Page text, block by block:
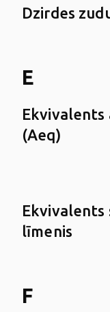
Dzirdes
E
Ekvivalents
(Aeq)
Ekvivalents
līmenis
F